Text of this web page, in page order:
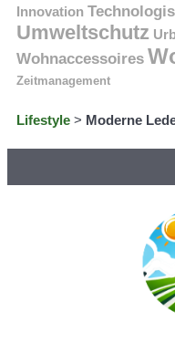
Innovation
Umweltschutz
Wohnaccessoires
Zeitmanagement
Lifestyle > Moderne